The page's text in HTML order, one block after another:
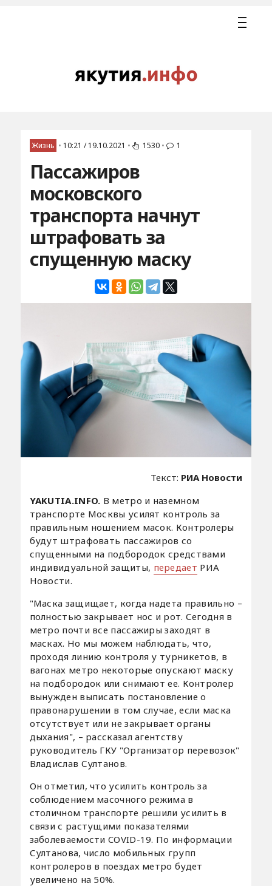
Жизнь • 10:21 / 19.10.2021 • 1530 • 1
Пассажиров
московского
транспорта начнут
штрафовать за
спущенную маску
Текст: РИА Новости
YAKUTIA.INFO. В метро и наземном
транспорте Москвы усилят контроль за
правильным ношением масок. Контролеры
будут штрафовать пассажиров со
спущенными на подбородок средствами
индивидуальной защиты, передает РИА
Новости.
"Маска защищает, когда надета правильно –
полностью закрывает нос и рот. Сегодня в
метро почти все пассажиры заходят в
масках. Но мы можем наблюдать, что,
проходя линию контроля у турникетов, в
вагонах метро некоторые опускают маску
на подбородок или снимают ее. Контролер
вынужден выписать постановление о
правонарушении в том случае, если маска
отсутствует или не закрывает органы
дыхания", – рассказал агентству
руководитель ГКУ "Организатор перевозок"
Владислав Султанов.
Он отметил, что усилить контроль за
соблюдением масочного режима в
столичном транспорте решили усилить в
связи с растущими показателями
заболеваемости COVID-19. По информации
Султанова, число мобильных групп
контролеров в поездах метро будет
увеличено на 50%.